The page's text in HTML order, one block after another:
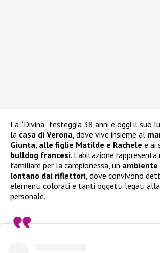
La “Divina” festeggia 38 anni e oggi il suo
la casa di Verona, dove vive insieme al
Giunta, alle figlie Matilde e Rachele e ai
bulldog francesi. L’abitazione
familiare per la campionessa, un
lontano dai riflettori, dove convivono
elementi colorati e tanti oggetti legati
personale.